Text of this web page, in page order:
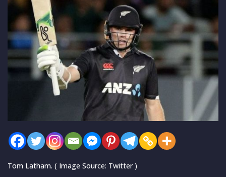
Tom Latham. ( Image Source: Twitter )